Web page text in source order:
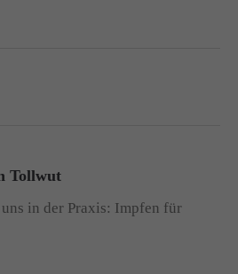
Tollwut
uns in der Praxis: Impfen für